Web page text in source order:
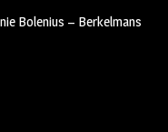
Bolenius – Berkelmans